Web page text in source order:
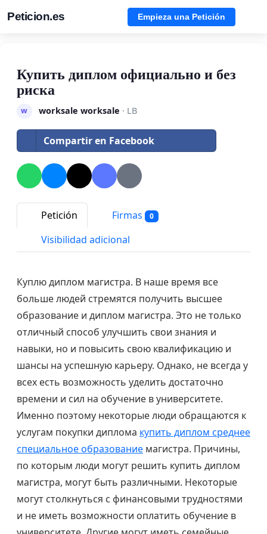
Peticion.es Empieza una Petición
Купить диплом официально и без
риска
w worksale worksale · LB
Compartir en Facebook
Petición Firmas 0
Visibilidad adicional
Куплю диплом магистра. В наше время все
больше людей стремятся получить высшее
образование и диплом магистра. Это не только
отличный способ улучшить свои знания и
навыки, но и повысить свою квалификацию и
шансы на успешную карьеру. Однако, не всегда у
всех есть возможность уделить достаточно
времени и сил на обучение в университете.
Именно поэтому некоторые люди обращаются к
услугам покупки диплома купить диплом среднее
специальное образование магистра. Причины,
по которым люди могут решить купить диплом
магистра, могут быть различными. Некоторые
могут столкнуться с финансовыми трудностями
и не иметь возможности оплатить обучение в